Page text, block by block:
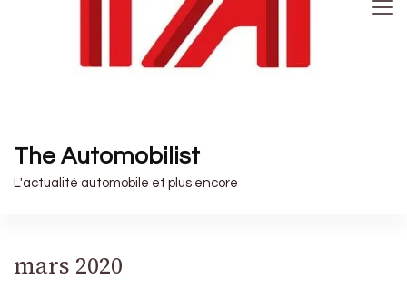
The Automobilist
L'actualité automobile et plus encore
mars 2020